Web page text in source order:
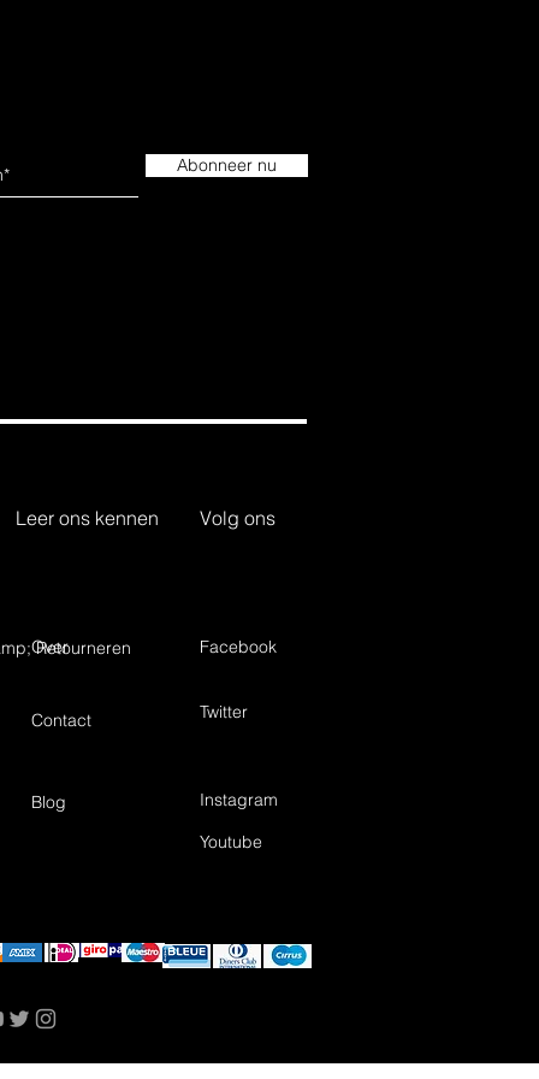
Abonneer nu
Leer ons kennen Volg ons
Retourneren
Over
Contact
Facebook
Twitter
Blog
Instagram
Youtube